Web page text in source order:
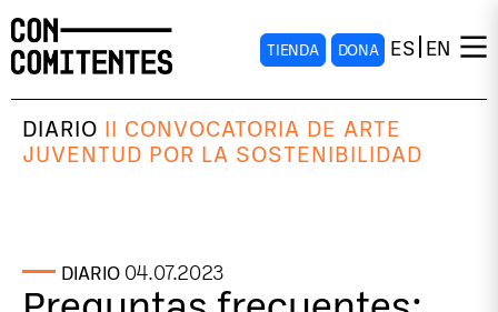
TIENDA DONA ES EN
DIARIO II CONVOCATORIA DE ARTE
JUVENTUD POR LA SOSTENIBILIDAD
DIARIO 04.07.2023